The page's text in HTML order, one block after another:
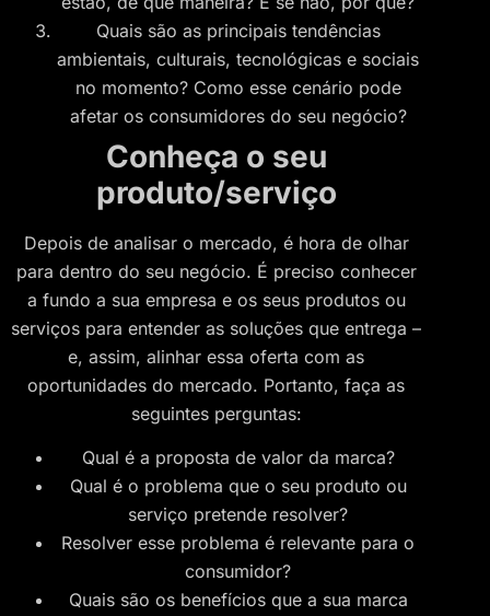
Quais são as principais tendências
ambientais, culturais, tecnológicas e sociais
no momento? Como esse cenário pode
afetar os consumidores do seu negócio?
Conheça o seu
produto/serviço
Depois de analisar o mercado, é hora de olhar
para dentro do seu negócio. É preciso conhecer
a fundo a sua empresa e os seus produtos ou
serviços para entender as soluções que entrega –
e, assim, alinhar essa oferta com as
oportunidades do mercado. Portanto, faça as
seguintes perguntas:
Qual é a proposta de valor da marca?
Qual é o problema que o seu produto ou
serviço pretende resolver?
Resolver esse problema é relevante para o
consumidor?
Quais são os benefícios que a sua marca